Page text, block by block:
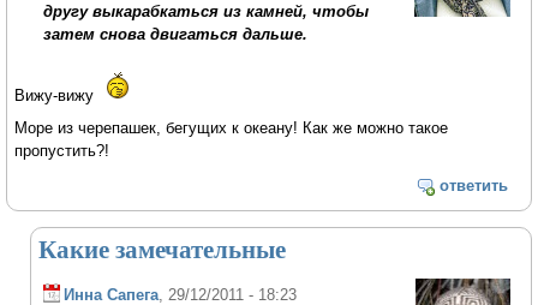
другу выкарабкаться из камней, чтобы
затем снова двигаться дальше.
Вижу-вижу
Море из черепашек, бегущих к океану! Как же можно такое
пропустить?!
ответить
Какие замечательные
Инна Сапега , 29/12/2011 - 18:23